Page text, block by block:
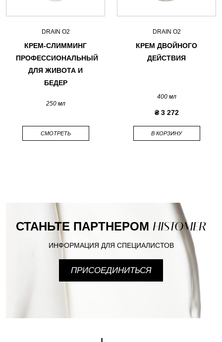
DRAIN O2
КРЕМ-СЛИММИНГ
ПРОФЕССИОНАЛЬНЫЙ
ДЛЯ ЖИВОТА И
БЕДЕР
250 мл
СМОТРЕТЬ
DRAIN O2
КРЕМ ДВОЙНОГО
ДЕЙСТВИЯ
400 мл
₴ 3 272
В КОРЗИНУ
СТАНЬТЕ ПАРТНЕРОМ HISTOMER
ИНФОРМАЦИЯ ДЛЯ СПЕЦИАЛИСТОВ
ПРИСОЕДИНИТЬСЯ